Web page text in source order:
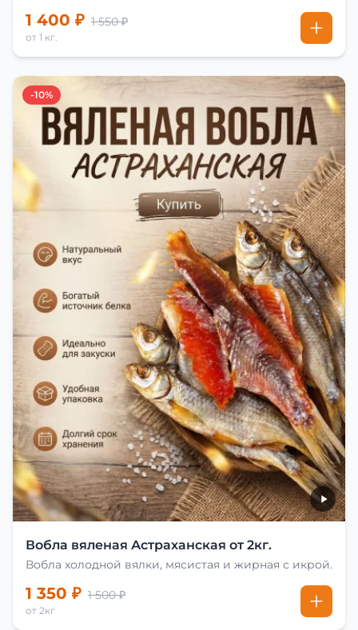
1 400 ₽ 1 550 ₽
от 1 кг.
-10%
Вобла вяленая Астраханская от 2кг.
Вобла холодной вялки, мясистая и жирная с икрой.
1 350 ₽ 1 500 ₽
от 2кг